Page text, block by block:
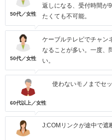
50代／女性
返しになる、受付時間が
たくても不可能。
50代／女性
ケーブルテレビでチャン
なることが多い。一度、
い。
60代以上／女性
使わないモノまでセ
J:COMリンクが途中で遮